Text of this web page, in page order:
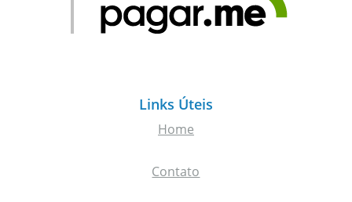
Links Úteis
Home
Contato